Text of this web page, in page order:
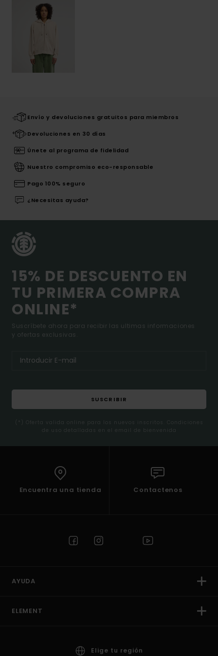
Envío y devoluciones gratuitos para miembros
Devoluciones en 30 días
Únete al programa de fidelidad
Nuestro compromiso eco-responsable
Pago 100% seguro
¿Necesitas ayuda?
15% DE DESCUENTO EN
TU PRIMERA COMPRA
ONLINE*
Suscríbete ahora para recibir las ultimas informaciones
y ofertas exclusivas.
SUSCRIBIR
(*) Oferta valida online para los nuevos inscritos. Condiciones
de uso detalladas en el email de bienvenida
Encuentra una tienda Contactenos
AYUDA
ELEMENT
Elige tu región